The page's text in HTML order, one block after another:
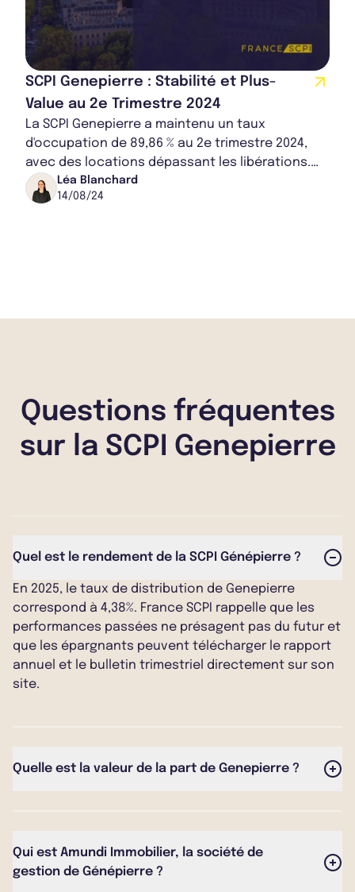
SCPI Genepierre : Stabilité et Plus-
Value au 2e Trimestre 2024
La SCPI Genepierre a maintenu un taux
d'occupation de 89,86 % au 2e trimestre 2024,
avec des locations dépassant les libérations.
Elle a vendu une plateforme logistique à Cestas
po...
Léa Blanchard
14/08/24
Questions fréquentes
sur la SCPI Genepierre
Quel est le rendement de la SCPI Génépierre ?
En 2025, le taux de distribution de Genepierre
correspond à 4,38%. France SCPI rappelle que les
performances passées ne présagent pas du futur et
que les épargnants peuvent télécharger le rapport
annuel et le bulletin trimestriel directement sur son
site.
Quelle est la valeur de la part de Genepierre ?
Qui est Amundi Immobilier, la société de
gestion de Génépierre ?